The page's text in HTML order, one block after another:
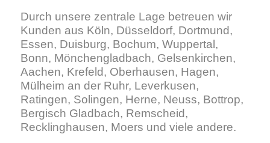
Durch unsere zentrale Lage betreuen wir
Kunden aus Köln, Düsseldorf, Dortmund,
Essen, Duisburg, Bochum, Wuppertal,
Bonn, Mönchengladbach, Gelsenkirchen,
Aachen, Krefeld, Oberhausen, Hagen,
Mülheim an der Ruhr, Leverkusen,
Ratingen, Solingen, Herne, Neuss, Bottrop,
Bergisch Gladbach, Remscheid,
Recklinghausen, Moers und viele andere.